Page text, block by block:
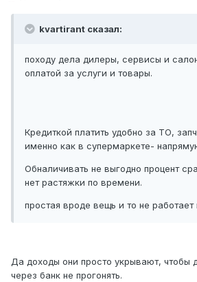
kvartirant сказал:
походу дела дилеры, сервисы и
оплатой за услуги и товары.
Кредиткой платить удобно за ТО,
именно как в супермаркете-
Обналичивать не выгодно процент
нет растяжки по времени.
простая вроде вещь и то не работает
Да доходы они просто укрывают, чтобы
через банк не прогонять.